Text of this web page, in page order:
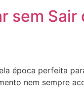
sem
época perfeita
nem sempre